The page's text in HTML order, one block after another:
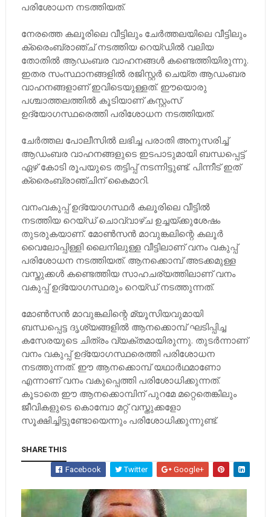
പരിശോധന നടത്തിയത്.
നേരത്തെ കലൂരിലെ വീട്ടിലും ചേര്‍ത്തലയിലെ വീട്ടിലും
ക്രൈംബ്രാഞ്ച് നടത്തിയ റെയ്ഡിൽ വലിയ
തോതില്‍ ആഡംബര വാഹനങ്ങള്‍ കണ്ടെത്തിയിരുന്നു.
ഇതര സംസ്ഥാനങ്ങളില്‍ രജിസ്റ്റര്‍ ചെയ്ത ആഡംബര
വാഹനങ്ങളാണ് ഇവിടെയുള്ളത്. ഈയൊരു
പശ്ചാത്തലത്തില്‍ കൂടിയാണ് കസ്റ്റംസ്
ഉദ്യോഗസ്ഥരെത്തി പരിശോധന നടത്തിയത്.
ചേർത്തല പോലീസിൽ ലഭിച്ച പരാതി അനുസരിച്ച്
ആഡംബര വാഹനങ്ങളുടെ ഇടപാടുമായി ബന്ധപ്പെട്ട്
ഏഴ് കോടി രൂപയുടെ തട്ടിപ്പ് നടന്നിട്ടുണ്ട്. പിന്നീട് ഇത്
ക്രൈംബ്രാഞ്ചിന് കൈമാറി.
വനംവകുപ്പ് ഉദ്യോഗസ്ഥര്‍ കലൂരിലെ വീട്ടില്‍
നടത്തിയ റെയ്ഡ് ചൊവ്വാഴ്ച ഉച്ചയ്ക്കുശേഷം
തുടരുകയാണ്. മോൺസൻ മാവുങ്കലിന്റെ കലൂര്‍
വൈലോപ്പിള്ളി ലൈനിലുള്ള വീട്ടിലാണ് വനം വകുപ്പ്
പരിശോധന നടത്തിയത്. ആനക്കൊമ്പ് അടക്കമുള്ള
വസ്തുക്കള്‍ കണ്ടെത്തിയ സാഹചര്യത്തിലാണ് വനം
വകുപ്പ് ഉദ്യോഗസ്ഥരും റെയ്ഡ് നടത്തുന്നത്.
മോൺസൻ മാവുങ്കലിന്റെ മ്യൂസിയവുമായി
ബന്ധപ്പെട്ട ദൃശ്യങ്ങളില്‍ ആനക്കൊമ്പ് ഘടിപ്പിച്ച
കസേരയുടെ ചിത്രം വ്യക്തമായിരുന്നു. തുടര്‍ന്നാണ്
വനം വകുപ്പ് ഉദ്യോഗസ്ഥരെത്തി പരിശോധന
നടത്തുന്നത്. ഈ ആനക്കൊമ്പ് യഥാര്‍ഥമാണോ
എന്നാണ് വനം വകുപ്പെത്തി പരിശോധിക്കുന്നത്.
കൂടാതെ ഈ ആനക്കൊമ്പിന് പുറമേ മറ്റെതെങ്കിലും
ജീവികളുടെ കൊമ്പോ മറ്റ് വസ്തുക്കളോ
സൂക്ഷിച്ചിട്ടുണ്ടോയെന്നും പരിശോധിക്കുന്നുണ്ട്.
SHARE THIS
Facebook Twitter Google+